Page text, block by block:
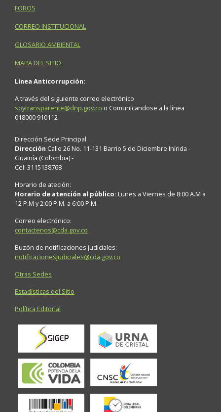
FOROS
CORREO INSTITUCIONAL
GLOSARIO AMBIENTAL
MAPA DEL SITIO
Línea Anticorrupción:
A través del siguiente correo electrónico
soytransparente@dnp.gov.co o Comunicandose a la línea
018000 910112
Dirección Sede Principal
Dirección Calle 26 No. 11-131 Barrio 5 de Diciembre Inírida -
Guainía (Colombia) -
Cel: 3115138768
Horario de ateción:
Horario de atención al público: Lunes a Viernes de 8:00 A.M a
12 P.M y 2:00 P.M. a 6:00 P.M.
Correo electrónico:
contactenos@cda.gov.co
Buzón de notificaciones judiciales:
notificacionesjudiciales@cda.gov.co
Otras Sedes
Estadísticas del Sitio
Política Editorial